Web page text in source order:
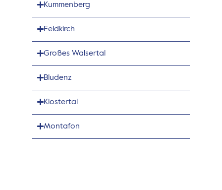
Kummenberg
Feldkirch
Großes Walsertal
Bludenz
Klostertal
Montafon